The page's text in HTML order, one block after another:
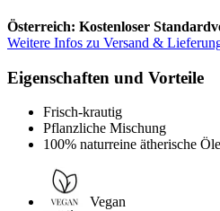
Österreich: Kostenloser
Weitere Infos zu Versand &
Eigenschaften und Vorteile
Frisch-krautig
Pflanzliche Mischung
100% naturreine ätherische Öle
Vegan